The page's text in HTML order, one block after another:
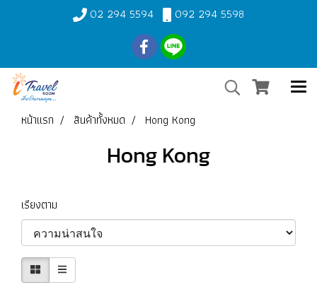
02 294 5594 092 294 5598
หน้าแรก สินค้าทั้งหมด Hong Kong
Hong Kong
เรียงตาม